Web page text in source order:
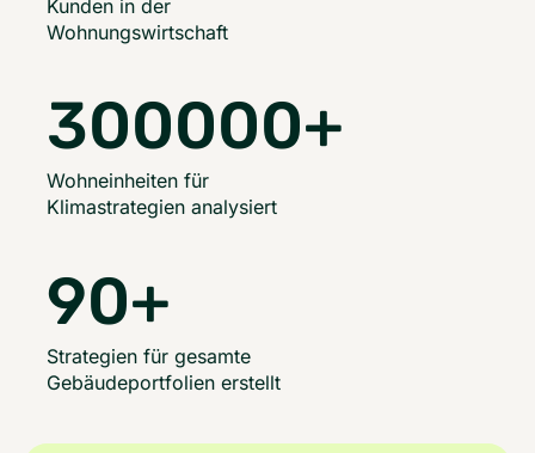
Kunden in der
Wohnungswirtschaft
300000+
Wohneinheiten für
Klimastrategien analysiert
90+
Strategien​ für gesamte
Gebäudeportfolien erstellt